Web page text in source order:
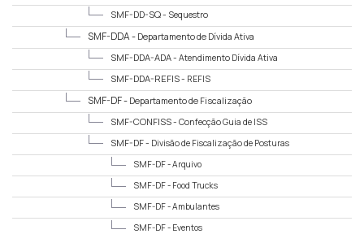
SMF-DD-SQ - Sequestro
SMF-DDA - Departamento de Dívida Ativa
SMF-DDA-ADA - Atendimento Dívida Ativa
SMF-DDA-REFIS - REFIS
SMF-DF - Departamento de Fiscalização
SMF-CONFISS - Confecção Guia de ISS
SMF-DF - Divisão de Fiscalização de Posturas
SMF-DF -Arquivo
SMF-DF - Food Trucks
SMF-DF -Ambulantes
SMF-DF - Eventos